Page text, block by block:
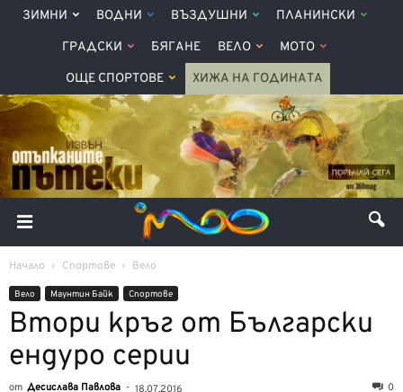
ЗИМНИ ВОДНИ ВЪЗДУШНИ ПЛАНИНСКИ
ГРАДСКИ БЯГАНЕ ВЕЛО МОТО
ОЩЕ СПОРТОВЕ ХИЖА НА ГОДИНАТА
Начало Спортове Вело
Вело Маунтин Байк Спортове
Втори кръг от Български
ендуро серии
от Десислава Павлова - 18.07.2016 0